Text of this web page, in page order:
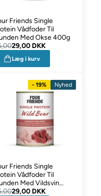
Friends Single
Vådfoder Til
Med Okse 400g
29,00 DKK
Læg i kurv
- 19% Nyhed
Friends Single
Vådfoder Til
Med Vildsvin
29,00 DKK